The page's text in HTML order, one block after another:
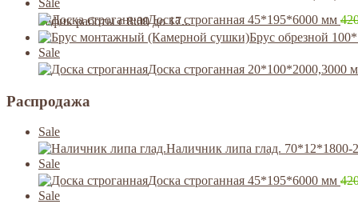
Гафик работы с 8:00 до 17...
Sale
Доска строганная 45*195*6000 мм
Брус обрезной
Sale
Доска строганная 20*100*2000,3000
Распродажа
Sale
Наличник липа глад. 70*12*1800-
Sale
Доска строганная 45*195*6000 мм
Sale